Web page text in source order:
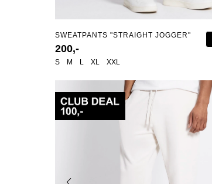
S M L XL XXL
SWEATPANTS "STRAIGHT JOGGER"
200,-